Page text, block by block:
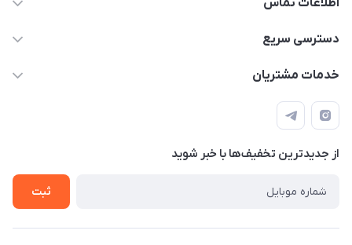
اطلاعات تماس
2424 3672 - 021
دسترسی سریع
لیست محصولات
راهنما
خدمات مشتریان
پرداخت الکترونیکی امن
رویه ارسال کالا
حریم خصوصی
تماس با ما
از جدید‌ترین تخفیف‌ها با‌ خبر شوید
ثبت